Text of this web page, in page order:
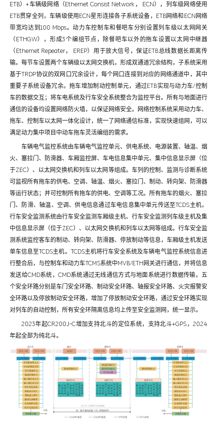
ETB）+车辆级网络（Ethernet Consist Network， ECN），列车级网络使用
ETB贯穿全列，车辆级使用ECN星形连接各子系统设备，ETB网络和ECN网络
带宽均达到100 Mbps。动力车控制车和餐吧车分别设置列车级以太网网关
（ETHGW），形成3个编组节点，除餐吧车以外的拖车设置以太网中继器
（Ethernet Repeater， EREP）用于放大信号，保证ETB总线数据长距离传
输。每节车设置两个车辆级以太网交换机，形成双通道冗余结构，子系统采用
基于TRDP协议的双网口冗余设计，每个网口连接到对应的网络通道中，其中
重要子系统设备冗余。拖车增加制动控制单元，通过ETB实现与动力车/控制
车的数据交互；将车电系统及行车安全系统整合为监控平台。所有与地面进行
通信的设备均设置网络防火墙，以保证网络安全。网络控制系统采用动力车、
拖车、控制车以太网一体化设计，统一了网络通信标准，实现快速组网，可以
满足动力集中项目中动车拖车灵活编组的需求。
车辆电气监控系统由车辆电气监控单元、供电系统、电源装置、轴温、烟
火、塞拉门、防滑器、车厢监控屏、车电信息集中单元、集中信息显示屏（位
于ZEC）、以太网交换机和列车以太网等组成。车列的控制、监测与诊断系统
可监视所有拖车的供电、空调、轴温、烟火、塞拉门、制动、转向架、防滑器
等运行状态；并可控制所有拖车的供电、空调等工况。所有拖车的烟火、塞拉
门、防滑、轴温、空调、供电信息通过车电信息集中单元传送至TCDS主机，
行车安全监测系统由行车安全监测车厢级主机、行车安全监测列车级主机及集
中信息显示屏（位于ZEC）、以太网交换机和列车以太网等组成。行车安全监
测系统监控客车的制动、转向架、防滑器、停放制动等信息，车厢级主机发送
单车信息至TCDS主机。TCDS主机将行车安全系统及车辆电气监控系统信息进
行整合后，与控制车和动力车TCMS系统中MVB/ETH网关进行通信，并将信息
发送给CMD系统，CMD系统通过无线通信方式与地面系统进行数据传输。五
个安全环路分别是车门安全环路、制动安全环路、轴报安全环路、火灾报警安
全环路以及停放制动安全环路，增加了停放制动安全环路，通过安全环路实现
对列车的自动控制，所有安全环隔离信息均上传至安全监测网，统一显示。
2023年起CR200J-C增加支持北斗的定位系统，支持北斗+GPS，2024
年起全部为纯北斗。